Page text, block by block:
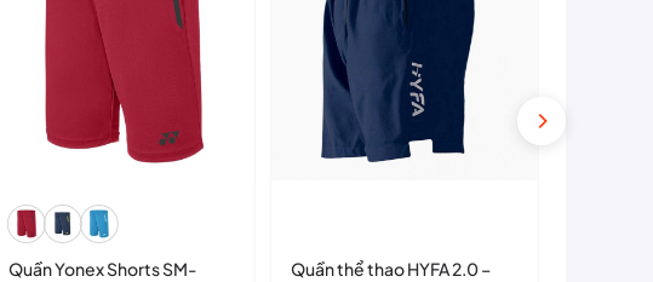
Quần Yonex Shorts SM-
Quần thể thao HYFA 2.0 –